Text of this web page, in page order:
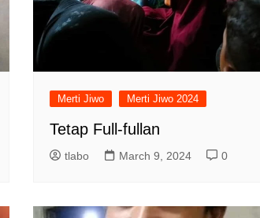
Merti Jiwo Merti Jiwo 2024
Tetap Full-fullan
tlabo March 9, 2024 0